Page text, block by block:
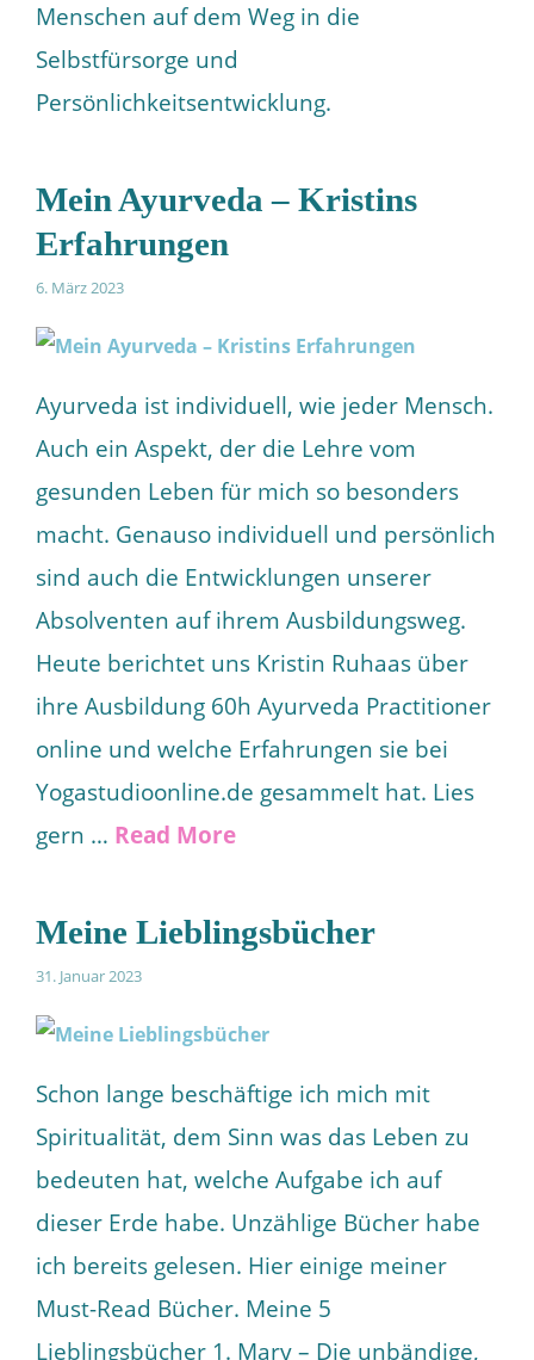
Menschen auf dem Weg in die
Selbstfürsorge und
Persönlichkeitsentwicklung.
Mein Ayurveda – Kristins
Erfahrungen
6. März 2023
Ayurveda ist individuell, wie jeder Mensch.
Auch ein Aspekt, der die Lehre vom
gesunden Leben für mich so besonders
macht. Genauso individuell und persönlich
sind auch die Entwicklungen unserer
Absolventen auf ihrem Ausbildungsweg.
Heute berichtet uns Kristin Ruhaas über
ihre Ausbildung 60h Ayurveda Practitioner
online und welche Erfahrungen sie bei
Yogastudioonline.de gesammelt hat. Lies
gern … Read More
Meine Lieblingsbücher
31. Januar 2023
Schon lange beschäftige ich mich mit
Spiritualität, dem Sinn was das Leben zu
bedeuten hat, welche Aufgabe ich auf
dieser Erde habe. Unzählige Bücher habe
ich bereits gelesen. Hier einige meiner
Must-Read Bücher. Meine 5
Lieblingsbücher 1. Mary – Die unbändige,